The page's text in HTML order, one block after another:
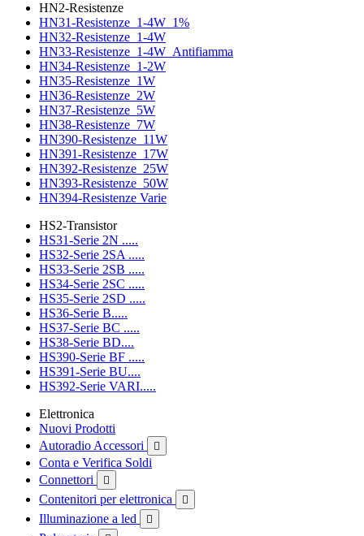
HN2-Resistenze
HN31-Resistenze_1-4W_1%
HN32-Resistenze_1-4W
HN33-Resistenze_1-4W_Antifiamma
HN34-Resistenze_1-2W
HN35-Resistenze_1W
HN36-Resistenze_2W
HN37-Resistenze_5W
HN38-Resistenze_7W
HN390-Resistenze_11W
HN391-Resistenze_17W
HN392-Resistenze_25W
HN393-Resistenze_50W
HN394-Resistenze Varie
HS2-Transistor
HS31-Serie 2N .....
HS32-Serie 2SA .....
HS33-Serie 2SB .....
HS34-Serie 2SC .....
HS35-Serie 2SD .....
HS36-Serie B.....
HS37-Serie BC .....
HS38-Serie BD....
HS390-Serie BF .....
HS391-Serie BU....
HS392-Serie VARI.....
Elettronica
Nuovi Prodotti
Autoradio Accessori

Conta e Verifica Soldi
Connettori

Contenitori per elettronica 
Illuminazione a led 